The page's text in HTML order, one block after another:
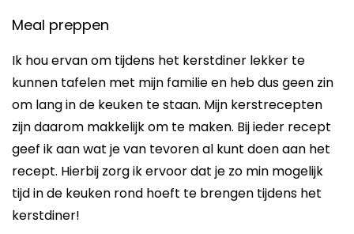
Meal preppen
Ik hou ervan om tijdens het kerstdiner lekker te
kunnen tafelen met mijn familie en heb dus geen zin
om lang in de keuken te staan. Mijn kerstrecepten
zijn daarom makkelijk om te maken. Bij ieder recept
geef ik aan wat je van tevoren al kunt doen aan het
recept. Hierbij zorg ik ervoor dat je zo min mogelijk
tijd in de keuken rond hoeft te brengen tijdens het
kerstdiner!